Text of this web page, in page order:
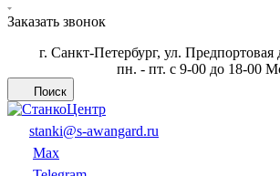
Заказать звонок
г. Санкт-Петербург, ул.
пн. - пт. с 9-00 до 18-00
Поиск
stanki@s-awangard.ru
Max